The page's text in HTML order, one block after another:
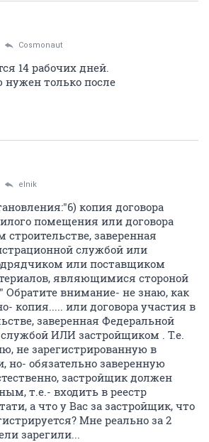
Cosmonaut
14 рабочих дней.
только после
elnik
копия договора
помещения или договора
строительстве, заверенная
службой или
или поставщиком
являющимися стороной
Обратите внимание- не знаю, как
копия..... или договора участия в
заверенная Федеральной
ИЛИ застройщиком . Т.е.
не зарегистрированную в
но- обязательно заверенную
застройщик должен
т.е.- входить в реестр
а что у Вас за застройщик, что
Мне реально за 2
зарегили...